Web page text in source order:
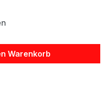
Wert
Warenkorb